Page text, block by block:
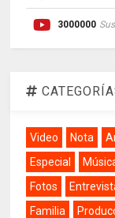
3000000
Video Nota
Especial
Fotos
Familia